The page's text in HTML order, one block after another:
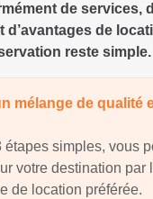
de services,
d’avantages de
reste simple.
mélange de qualité
étapes simples, vous
votre destination par
de location préférée.